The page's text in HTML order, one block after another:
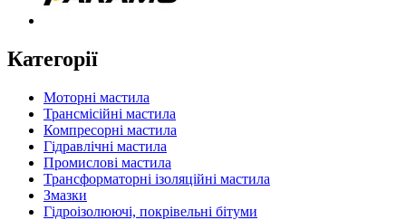
Категорії
Моторні мастила
Трансмісійні мастила
Компресорні мастила
Гідравлічні мастила
Промислові мастила
Трансформаторні ізоляційні мастила
Змазки
Гідроізолюючі, покрівельні бітуми